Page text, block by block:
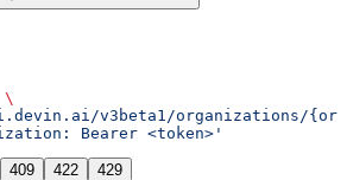
\
v3beta1/organizations/
Bearer <token>'
409 422 429